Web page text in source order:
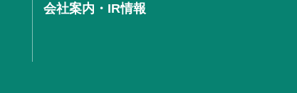
会社案内・IR情報